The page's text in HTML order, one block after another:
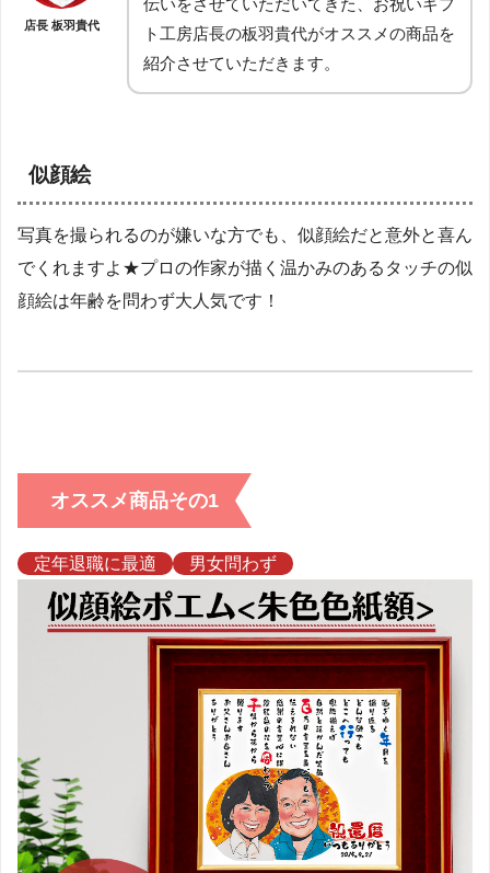
店長 板羽貴代
ト工房店長の板羽貴代がオススメの商品を
紹介させていただきます。
似顔絵
写真を撮られるのが嫌いな方でも、似顔絵だと意外と喜ん
でくれますよ★プロの作家が描く温かみのあるタッチの似
顔絵は年齢を問わず大人気です！
オススメ商品その1
定年退職に最適 男女問わず